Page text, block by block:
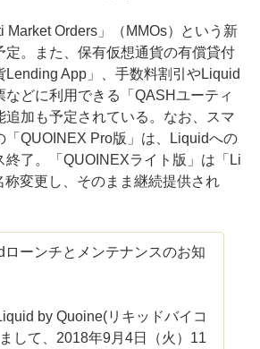
Orders」（MMOs）という新
定。また、保有仮想通貨の有償貸付
Lending App」、手数料割引やLiquid
などに利用できる「QASHユーティ
追加も予定されている。なお、スマ
「QUOINEX Pro版」は、Liquidへの
終了。「QUOINEXライト版」は「Li
変更し、そのまま継続提供され
ローンチとメンテナンスのお知
by Quoine(リキッドバイコ
して、2018年9月4日（火）11